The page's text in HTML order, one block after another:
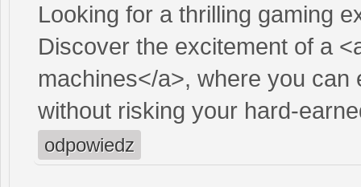
Looking for a thrilling gaming
Discover the excitement of a
machines</a>, where you
without risking your hard-
odpowiedz